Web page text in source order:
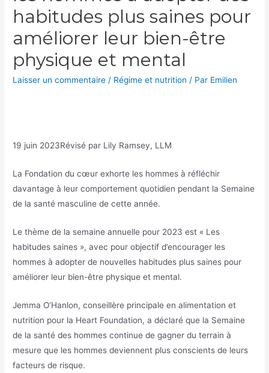
habitudes plus saines pour
améliorer leur bien-être
physique et mental
Laisser un commentaire / Régime et nutrition / Par Emilien
19 juin 2023Révisé par Lily Ramsey, LLM
La Fondation du cœur exhorte les hommes à réfléchir
davantage à leur comportement quotidien pendant la Semaine
de la santé masculine de cette année.
Le thème de la semaine annuelle pour 2023 est « Les
habitudes saines », avec pour objectif d’encourager les
hommes à adopter de nouvelles habitudes plus saines pour
améliorer leur bien-être physique et mental.
Jemma O’Hanlon, conseillère principale en alimentation et
nutrition pour la Heart Foundation, a déclaré que la Semaine
de la santé des hommes continue de gagner du terrain à
mesure que les hommes deviennent plus conscients de leurs
facteurs de risque.